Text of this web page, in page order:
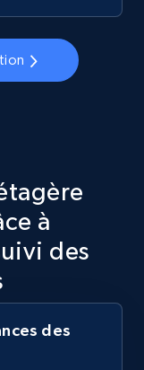
by
and
Initial
more.
à
des
des